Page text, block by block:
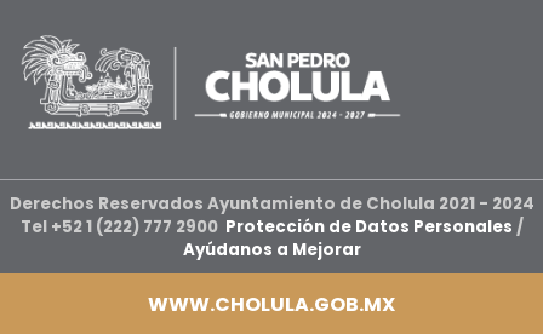
Derechos Reservados Ayuntamiento de Cholula 2021 - 2024
Tel +52 1 (222) 777 2900 Protección de Datos Personales /
Ayúdanos a Mejorar
WWW.CHOLULA.GOB.MX